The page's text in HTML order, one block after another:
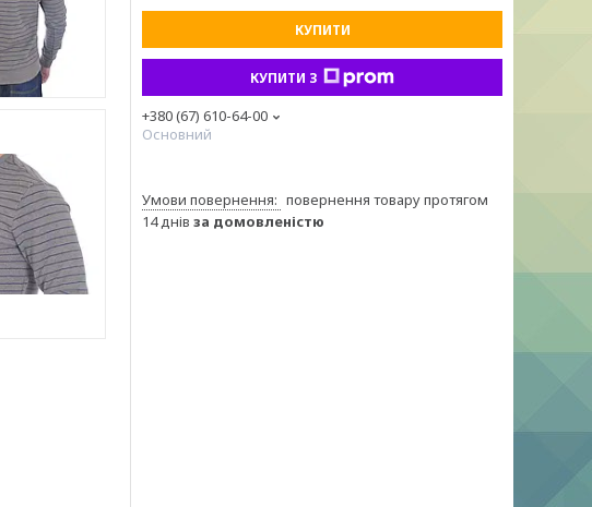
КУПИТИ
КУПИТИ З
+380 (67) 610-64-00
Основний
повернення товару протягом
14 днів за домовленістю